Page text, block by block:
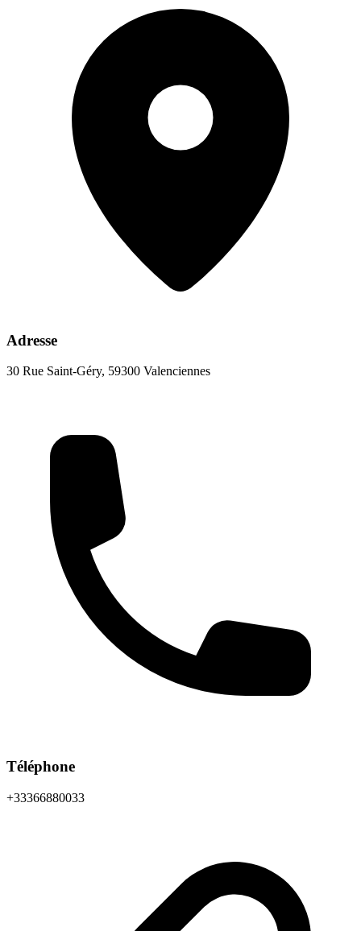
Adresse
30 Rue Saint-Géry, 59300 Valenciennes
Téléphone
+33366880033